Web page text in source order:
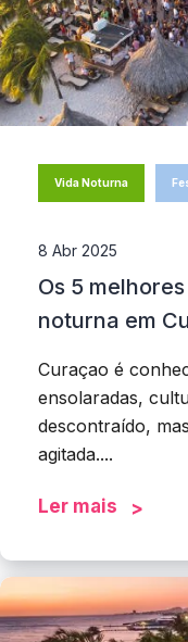
Vida Noturna
8 Abr 2025
Os 5
noturna em
Curaçao é
ensolaradas,
descontraído,
agitada....
Ler mais